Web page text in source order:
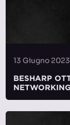
13 Giugno 2023
BESHARP